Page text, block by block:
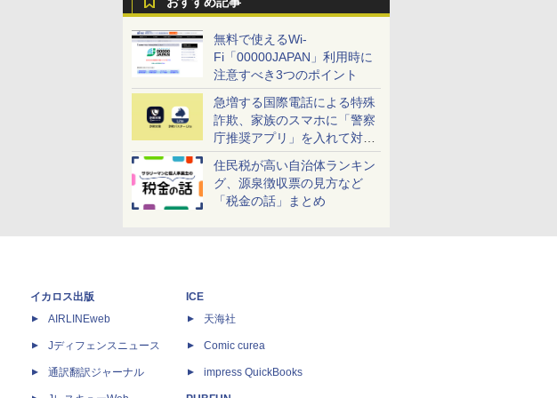
無料で使えるWi-
Fi「00000JAPAN」利用時に
注意すべき3つのポイント
急増する国際電話による特殊
詐欺、家族のスマホに「警察
庁推奨アプリ」を入れて対策
しよう！
住民税が高い自治体ランキン
グ、源泉徴収票の見方など
「税金の話」まとめ
イカロス出版
AIRLINEweb
Jディフェンスニュース
通訳翻訳ジャーナル
ICE
天海社
Comic curea
impress QuickBooks